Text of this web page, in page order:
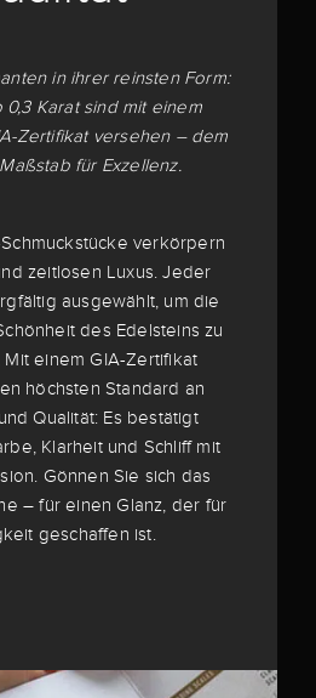
in ihrer reinsten Form:
Karat sind mit einem
Zertifikat versehen – dem
für Exzellenz.
verkörpern
zeitlosen Luxus. Jeder
ausgewählt, um die
des Edelsteins zu
einem GIA-Zertifikat
höchsten Standard an
Qualität: Es bestätigt
Klarheit und Schliff mit
Gönnen Sie sich das
– für einen Glanz, der für
geschaffen ist.